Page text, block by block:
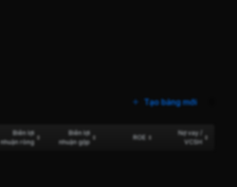
Tạo bảng mới
Biên lợi
nhuận ròng
Biên lợi
nhuận gộp
ROE
Nợ vay /
VCSH